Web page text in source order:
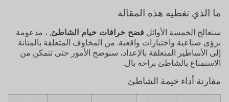
ما الذي تغطيه هذه المقالة
سنعالج الخمسة الأوائل فضح خرافات خيام الشاطئ, ، مدعومة
برؤى صناعية واختبارات واقعية. من المخاوف المتعلقة بالمتانة
إلى الأساطير المتعلقة بالإعداد، سنوضح الأمور حتى تتمكن من
الاستمتاع بالشاطئ براحة بال.
مقارنة أداء خيمة الشاطئ